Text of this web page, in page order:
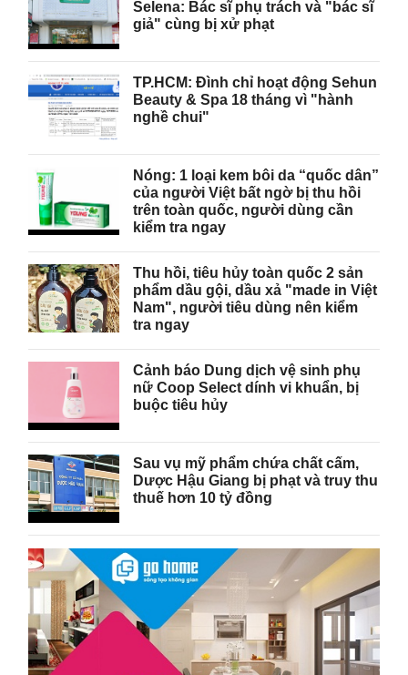
Selena: Bác sĩ phụ trách và "bác sĩ
giả" cùng bị xử phạt
TP.HCM: Đình chỉ hoạt động Sehun
Beauty & Spa 18 tháng vì "hành
nghề chui"
Nóng: 1 loại kem bôi da “quốc dân”
của người Việt bất ngờ bị thu hồi
trên toàn quốc, người dùng cần
kiểm tra ngay
Thu hồi, tiêu hủy toàn quốc 2 sản
phẩm dầu gội, dầu xả "made in Việt
Nam", người tiêu dùng nên kiểm
tra ngay
Cảnh báo Dung dịch vệ sinh phụ
nữ Coop Select dính vi khuẩn, bị
buộc tiêu hủy
Sau vụ mỹ phẩm chứa chất cấm,
Dược Hậu Giang bị phạt và truy thu
thuế hơn 10 tỷ đồng